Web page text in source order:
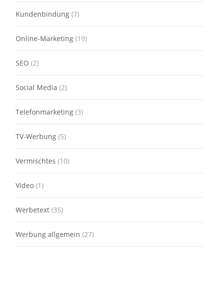
Kundenbindung (7)
Online-Marketing (19)
SEO (2)
Social Media (2)
Telefonmarketing (3)
TV-Werbung (5)
Vermischtes (10)
Video (1)
Werbetext (35)
Werbung allgemein (27)